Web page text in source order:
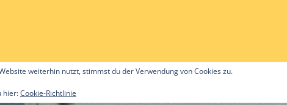
weiterhin nutzt, stimmst du der Verwendung von Cookies zu.
hier:Cookie-Richtlinie